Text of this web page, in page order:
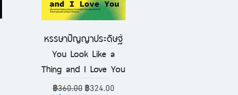
ดูข้อมูลด่วน
หรรษาปัญญาประดิษฐ์
You Look Like a
Thing and I Love You
ราคาปกติ
฿360.00 ราคาขายลด
฿324.00